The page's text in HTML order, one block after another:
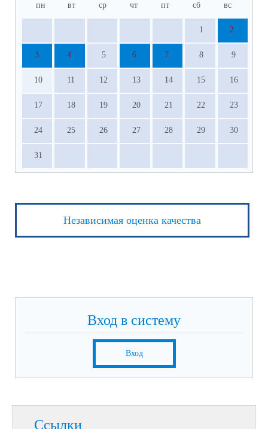
пн вт ср чт пт сб вс
1 2
3 4 5 6 7 8 9
10 11 12 13 14 15 16
17 18 19 20 21 22 23
24 25 26 27 28 29 30
31
Независимая оценка качества
Вход в систему
Вход
Ссылки